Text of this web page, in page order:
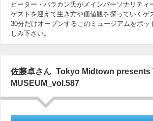
ピーター・バラカン氏がメインパーソナリティ
ゲストを迎えて生き方や価値観を探っていくゲ
30分だけオープンするこのミュージアムをポッ
しみ下さい。
佐藤卓さん_Tokyo Midtown
MUSEUM_vol.587